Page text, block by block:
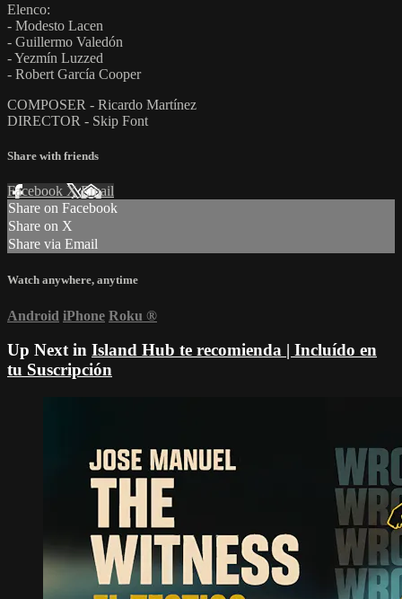
Elenco:
- Modesto Lacen
- Guillermo Valedón
- Yezmín Luzzed
- Robert García Cooper
COMPOSER - Ricardo Martínez
DIRECTOR - Skip Font
Share with friends
Facebook XEmail
Share on Facebook
Share on X
Share via Email
Watch anywhere, anytime
Android iPhone Roku ®
Up Next in Island Hub te recomienda | Incluído en
tu Suscripción